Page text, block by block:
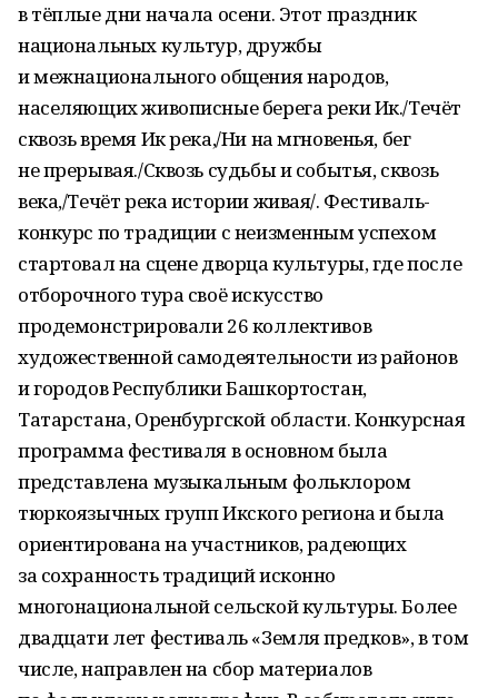
в тёплые дни начала осени. Этот праздник
национальных культур, дружбы
и межнационального общения народов,
населяющих живописные берега реки Ик./Течёт
сквозь время Ик река,/Ни на мгновенья, бег
не прерывая./Сквозь судьбы и событья, сквозь
века,/Течёт река истории живая/. Фестиваль-
конкурс по традиции с неизменным успехом
стартовал на сцене дворца культуры, где после
отборочного тура своё искусство
продемонстрировали 26 коллективов
художественной самодеятельности из районов
и городов Республики Башкортостан,
Татарстана, Оренбургской области. Конкурсная
программа фестиваля в основном была
представлена музыкальным фольклором
тюркоязычных групп Икского региона и была
ориентирована на участников, радеющих
за сохранность традиций исконно
многонациональной сельской культуры. Более
двадцати лет фестиваль «Земля предков», в том
числе, направлен на сбор материалов